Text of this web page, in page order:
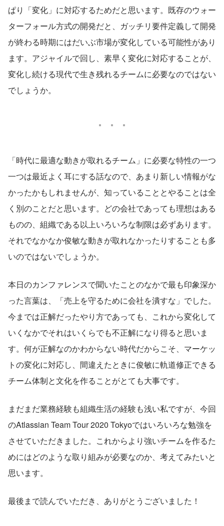
ぱり「変化」に対応するためだと思います。既存のウォー
ターフォール方式の開発だと、ガッチリ要件定義して開発
が終わる時期にはだいぶ市場が変化している可能性があり
ます。アジャイルで回し、素早く変化に対応することが、
変化し続ける現代で生き残れるチームに必要なのではない
でしょうか。
「時代に最適な動きが取れるチーム」に必要な特性の一つ
一つは最近よく耳にする話なので、あまり新しい情報がな
かったかもしれませんが、知っていることとやることは全
く別のことだと思います。どの会社であっても理想はある
ものの、組織である以上いろいろな制限は必ずあります。
それでなかなか俊敏な動きが取れなかったりすることも多
いのではないでしょうか。
本日のカンファレンスで聞いたことのなかで最も印象深か
った言葉は、「売上を守るために会社を潰すな」でした。
今までは正解だったやり方であっても、これから変化して
いくなかでそれはいくらでも不正解になり得ると思いま
す。何が正解なのかわからない時代だからこそ、マーケッ
トの変化に対応し、間違えたときに俊敏に軌道修正できる
チーム体制と文化を作ることがとても大事です。
まだまだ業務経験も組織生活の経験も浅い私ですが、今回
のAtlassian Team Tour 2020 Tokyoではいろいろな勉強を
させていただきました。これからより強いチームを作るた
めにはどのような取り組みが必要なのか、考えてみたいと
思います。
最後まで読んでいただき、ありがとうございました！